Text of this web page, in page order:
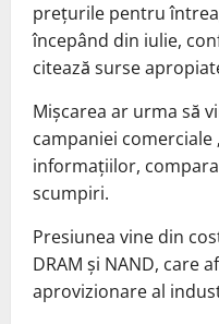
prețurile pentru
începând din iulie,
citează surse
Mișcarea ar urma să
campaniei comerciale
informațiilor,
scumpiri.
Presiunea vine din
DRAM și NAND, care
aprovizionare al